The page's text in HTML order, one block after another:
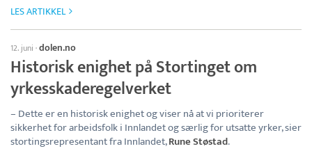
LES ARTIKKEL
12. juni ·dolen.no
Historisk enighet på Stortinget om
yrkesskaderegelverket
– Dette er en historisk enighet og viser nå at vi prioriterer
sikkerhet for arbeidsfolk i Innlandet og særlig for utsatte yrker, sier
stortingsrepresentant fra Innlandet,Rune Støstad.